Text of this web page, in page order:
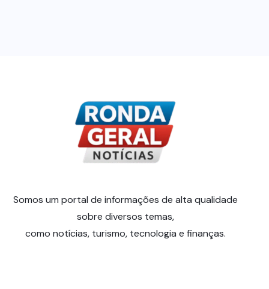
Somos um portal de informações de alta qualidade
sobre diversos temas,
como notícias, turismo, tecnologia e finanças.